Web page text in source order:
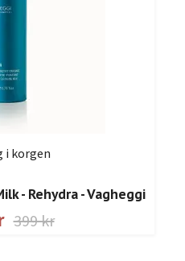
i korgen
- Rehydra - Vagheggi
399 kr